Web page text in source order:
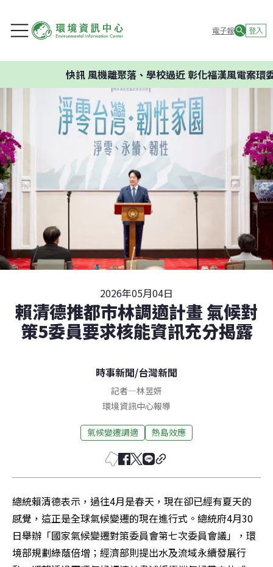
電子報 登入
風機離聚落、學校過近 彰化福漢風電案環委建議
2026年05月04日
賴清德推都市林調適計畫 氣候對
策5委員要求核能資訊充分揭露
時事新聞/台灣新聞
記者—林昱妍
環境資訊中心報導
氣候變遷調適 熱島效應
總統賴清德表示，過往4月是春天，現在卻已經有夏天的
感覺，這正是全球氣候變遷的現在進行式。總統府4月30
日舉辦「國家氣候變遷對策委員會第七次委員會議」，環
境部規劃綠蔭倍增；經濟部則提出水及流域永續發展行